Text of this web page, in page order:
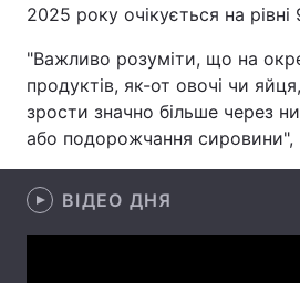
Здоров'я
Цікавинки
2025 року очікується на рівні
"Важливо розуміти, що на
продуктів, як-от овочі чи
зрости значно більше через
або подорожчання сировини",
ВІДЕО ДНЯ